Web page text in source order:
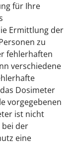
für Ihre
Ermittlung der
zu
fehlerhaften
verschiedene
Dosimeter
vorgegebenen
ist nicht
bei der
eine